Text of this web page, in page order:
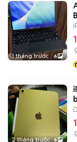
1 tháng trước 6
2 tháng trước 6